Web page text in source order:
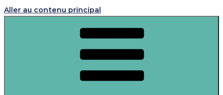
Aller au contenu principal